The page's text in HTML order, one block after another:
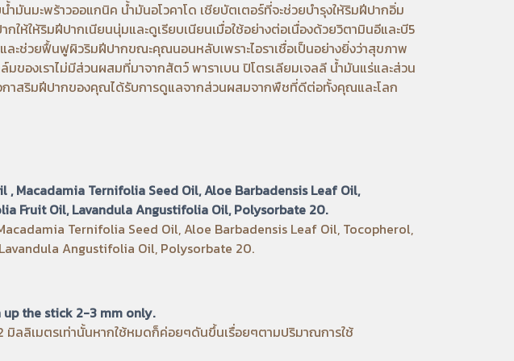
ะพร้าวออแกนิค น้ำมันอโวคาโด เชียบัตเตอร์ที่จะช่วยบำรุงให้ริมฝีปากอิ่ม
ให้ให้ริมฝีปากเนียนนุ่มและดูเรียบเนียนเมื่อใช้อย่างต่อเนื่องด้วยวิตามินอีและบี5
ะช่วยฟื้นฟูผิวริมฝีปากขณะคุณนอนหลับเพราะไอราเชื่อเป็นอย่างยิ่งว่าสุขภาพ
องเราไม่มีส่วนผสมที่มาจากสัตว์ พาราเบน ปิโตรเลียมเจลลี น้ำมันแร่และส่วน
อกาสริมฝีปากของคุณได้รับการดูแลจากส่วนผสมจากพืชที่ดีต่อทั้งคุณและโลก
, Macadamia Ternifolia Seed Oil, Aloe Barbadensis Leaf Oil,
Fruit Oil, Lavandula Angustifolia Oil, Polysorbate 20.
Ternifolia Seed Oil, Aloe Barbadensis Leaf Oil, Tocopherol,
Angustifolia Oil, Polysorbate 20.
up the stick 2-3 mm only.
ลลิเมตรเท่านั้นหากใช้หมดก็ค่อยๆดันขึ้นเรื่อยๆตามปริมาณการใช้